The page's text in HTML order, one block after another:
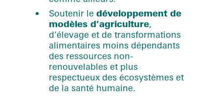
Soutenir le développement de
modèles d’agriculture,
d’élevage et de transformations
alimentaires moins dépendants
des ressources non-
renouvelables et plus
respectueux des écosystèmes et
de la santé humaine.